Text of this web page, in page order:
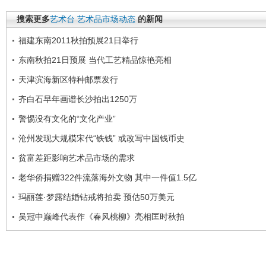
搜索更多艺术台 艺术品市场动态 的新闻
福建东南2011秋拍预展21日举行
东南秋拍21日预展 当代工艺精品惊艳亮相
天津滨海新区特种邮票发行
齐白石早年画谱长沙拍出1250万
警惕没有文化的“文化产业”
沧州发现大规模宋代“铁钱” 或改写中国钱币史
贫富差距影响艺术品市场的需求
老华侨捐赠322件流落海外文物 其中一件值1.5亿
玛丽莲·梦露结婚钻戒将拍卖 预估50万美元
吴冠中巅峰代表作《春风桃柳》亮相匡时秋拍